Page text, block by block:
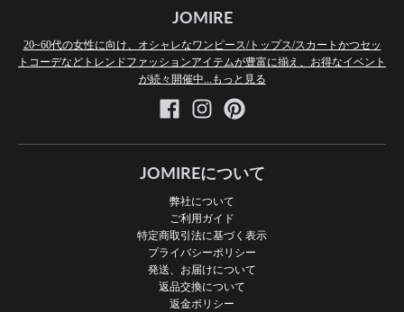
JOMIRE
20~60代の女性に向け、オシャレなワンピース/トップス/スカートかつセッ
トコーデなどトレンドファッションアイテムが豊富に揃え、お得なイベント
が続々開催中...もっと見る
JOMIREについて
弊社について
ご利用ガイド
特定商取引法に基づく表示
プライバシーポリシー
発送、お届けについて
返品交換について
返金ポリシー